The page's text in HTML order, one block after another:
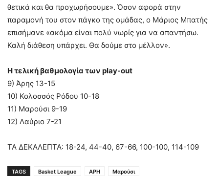
θετικά και θα προχωρήσουμε». Όσον αφορά στην
παραμονή του στον πάγκο της ομάδας, ο Μάριος Μπατής
επισήμανε «ακόμα είναι πολύ νωρίς για να απαντήσω.
Καλή διάθεση υπάρχει. Θα δούμε στο μέλλον».
Η τελική βαθμολογία των play-out
9) Άρης 13-15
10) Κολοσσός Ρόδου 10-18
11) Μαρούσι 9-19
12) Λαύριο 7-21
ΤΑ ΔΕΚΑΛΕΠΤΑ: 18-24, 44-40, 67-66, 100-100, 114-109
TAGS Basket League ΑΡΗ Μαρούσι